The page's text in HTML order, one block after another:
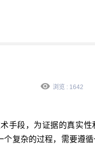
浏览 : 1642
手段，为证据的真实
复杂的过程，需要遵